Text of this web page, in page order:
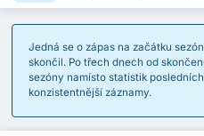
Jedná se o zápas na začátku
skončil. Po třech dnech od
sezóny namísto statistik
konzistentnější záznamy.